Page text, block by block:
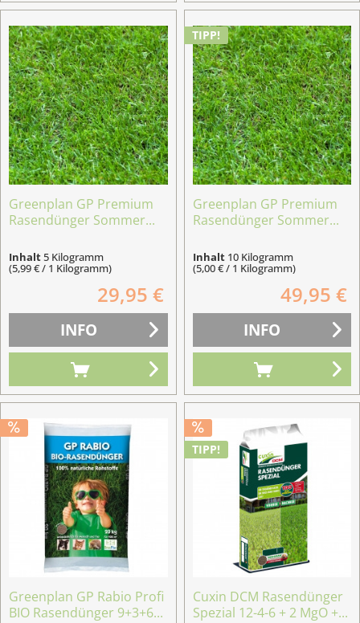
Greenplan GP Premium
Rasendünger Sommer...
Inhalt5 Kilogramm
(5,99 € / 1 Kilogramm)
29,95 €
INFO
TIPP!
Greenplan GP Premium
Rasendünger Sommer...
Inhalt 10 Kilogramm
(5,00 € / 1 Kilogramm)
49,95 €
INFO
Greenplan GP Rabio Profi
BIO Rasendünger 9+3+6...
TIPP!
Cuxin DCM Rasendünger
Spezial 12-4-6 + 2 MgO +...